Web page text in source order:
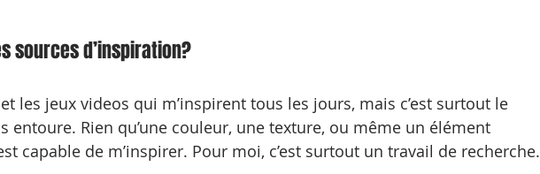
sources d’inspiration?
et les jeux videos qui m’inspirent tous les jours, mais c’est surtout le
entoure. Rien qu’une couleur, une texture, ou même un élément
capable de m’inspirer. Pour moi, c’est surtout un travail de recherche.